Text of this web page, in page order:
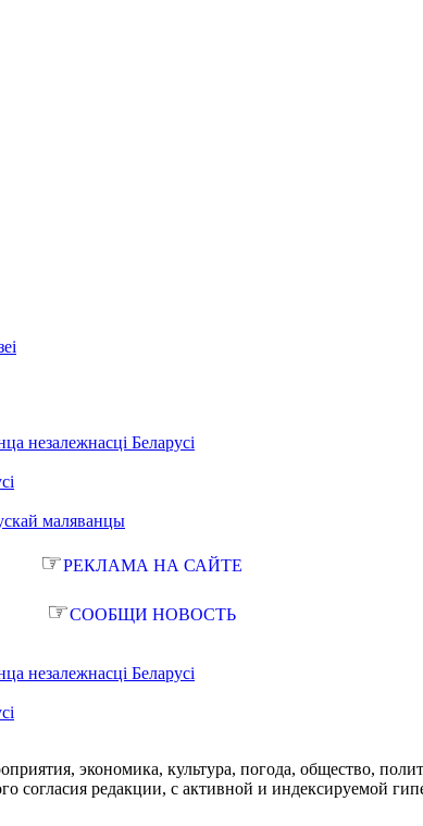
незалежнасці Беларусі
маляванцы
☞РЕКЛАМА НА САЙТЕ
☞СООБЩИ НОВОСТЬ
незалежнасці Беларусі
экономика, культура, погода, общество,
согласия редакции, с активной и индексируемой